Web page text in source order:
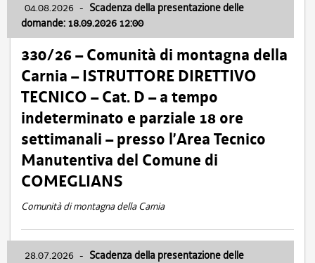
04.08.2026 - Scadenza della presentazione delle
domande: 18.09.2026 12:00
330/26 – Comunità di montagna della
Carnia – ISTRUTTORE DIRETTIVO
TECNICO – Cat. D – a tempo
indeterminato e parziale 18 ore
settimanali – presso l’Area Tecnico
Manutentiva del Comune di
COMEGLIANS
Comunità di montagna della Carnia
28.07.2026 - Scadenza della presentazione delle